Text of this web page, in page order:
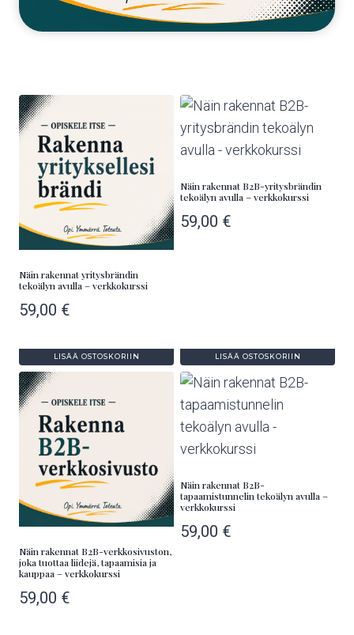
Näin rakennat yritysbrändin
tekoälyn avulla – verkkokurssi
59,00 €
LISÄÄ OSTOSKORIIN
Näin rakennat B2B-yritysbrändin
tekoälyn avulla – verkkokurssi
59,00 €
LISÄÄ OSTOSKORIIN
Näin rakennat B2B-verkkosivuston,
joka tuottaa liidejä, tapaamisia ja
kauppaa – verkkokurssi
59,00 €
Näin rakennat B2B-
tapaamistunnelin tekoälyn avulla –
verkkokurssi
59,00 €